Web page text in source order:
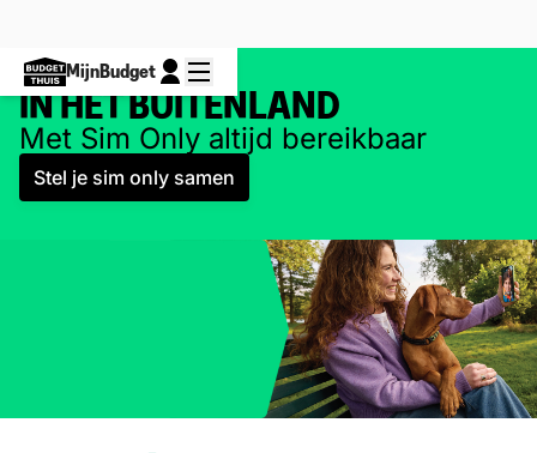
MijnBudget
IN HET BUITENLAND
Met Sim Only altijd bereikbaar
Stel je sim only samen